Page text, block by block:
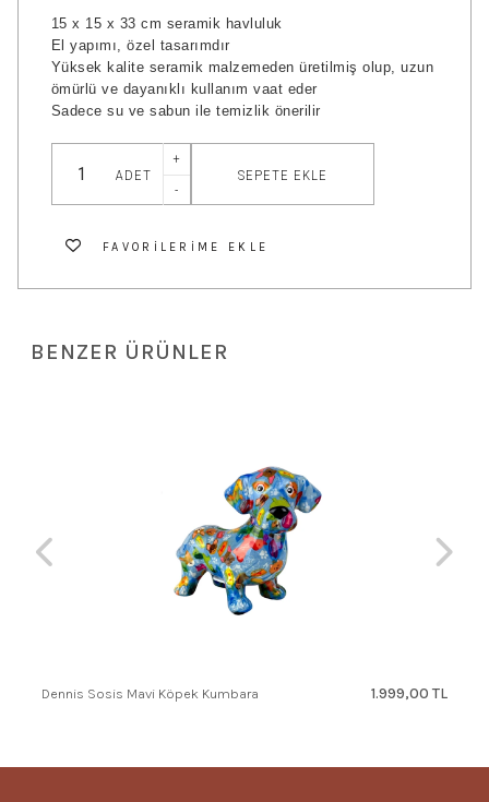
15 x 15 x 33 cm seramik havluluk
El yapımı, özel tasarımdır
Yüksek kalite seramik malzemeden üretilmiş olup, uzun
ömürlü ve dayanıklı kullanım vaat eder
Sadece su ve sabun ile temizlik önerilir
ADET
+
-
SEPETE EKLE
FAVORILERIME EKLE
BENZER ÜRÜNLER
Dennis Sosis Mavi Köpek Kumbara 1.999,00 TL